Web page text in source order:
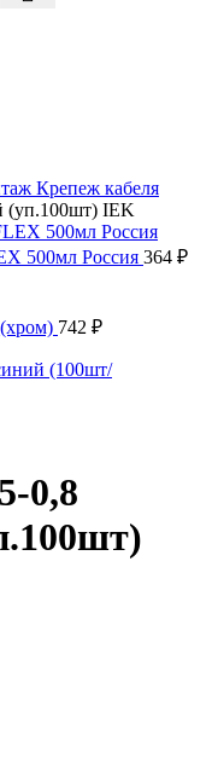
Крепеж кабеля
(уп.100шт) IEK
500мл Россия 364 ₽
742 ₽
0,8